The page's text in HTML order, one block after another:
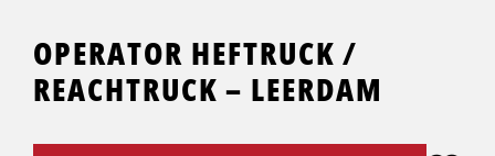
OPERATOR HEFTRUCK /
REACHTRUCK – LEERDAM